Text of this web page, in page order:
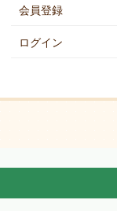
会員登録
ログイン